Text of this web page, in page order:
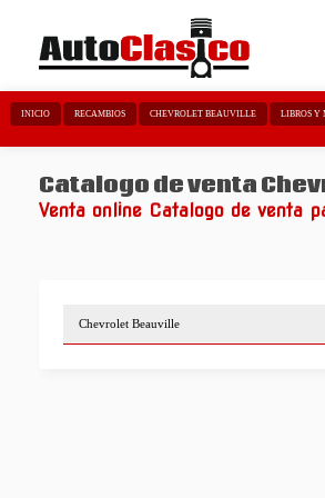
INICIO RECAMBIOS CHEVROLET BEAUVILLE LIBROS Y
Catalogo de venta
Venta online Catalogo de venta